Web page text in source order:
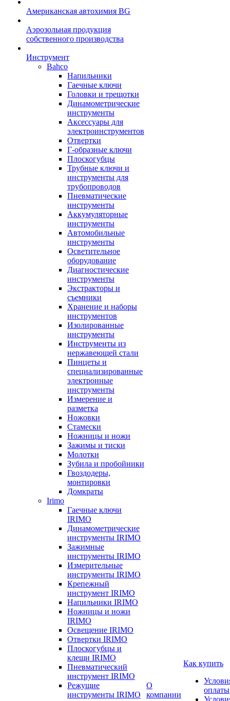
Американская автохимия BG
Аэрозольная продукция
собственного производства
Инструмент
Bahco
Напильники
Гаечные ключи
Головки и трещотки
Динамометрические
инструменты
Аксессуары для
электроинструментов
Отвертки
Г-образные ключи
Плоскогубцы
Трубные ключи и
инструменты для
трубопроводов
Пневматические
инструменты
Аккумуляторные
инструменты
Автомобильные
инструменты
Осветительное
оборудование
Диагностические
инструменты
Экстракторы и
съемники
Хранение и наборы
инструментов
Изолированные
инструменты
Инструменты из
нержавеющей стали
Пинцеты и
специализированные
электронные
инструменты
Измерение и
разметка
Ножовки
Стамески
Ножницы и ножи
Зажимы и тиски
Молотки
Зубила и пробойники
Гвоздодеры,
монтировки
Домкраты
Irimo
Гаечные ключи
IRIMO
Динамометрические
инструменты IRIMO
Зажимные
инструменты IRIMO
Измерительные
инструменты IRIMO
Крепежный
инструмент IRIMO
Напильники IRIMO
Ножницы и ножи
IRIMO
Освещение IRIMO
Отвертки IRIMO
Плоскогубцы и
клещи IRIMO
Пневматический
инструмент IRIMO
Режущие
инструменты IRIMO
О
компании
Как купить
оплаты